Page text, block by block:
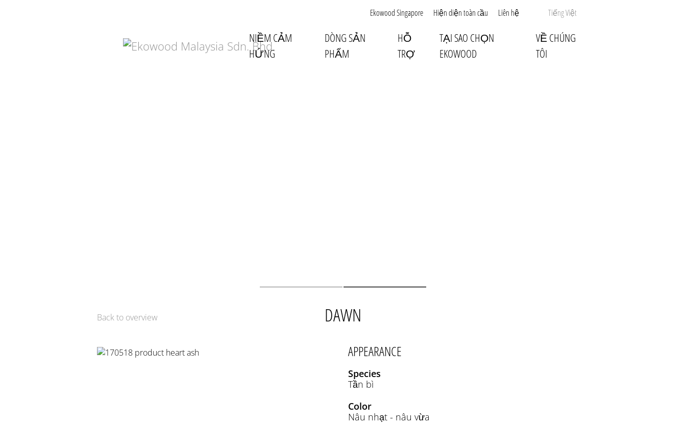
Ekowood Singapore Hiện diện toàn cầu Liên hệ Tiếng Việt
NIỀM CẢM
HỨNG
DÒNG SẢN
PHẨM
HỖ
TRỢ
TẠI SAO CHỌN
EKOWOOD
VỀ CHÚNG
TÔI
Back to overview DAWN
APPEARANCE
Species
Tần bì
Color
Nâu nhạt - nâu vừa